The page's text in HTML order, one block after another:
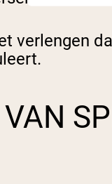
verlengen